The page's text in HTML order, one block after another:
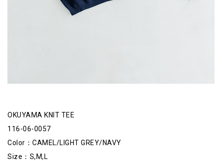
OKUYAMA KNIT TEE
116-06-0057
Color：CAMEL/LIGHT GREY/NAVY
Size：S,M,L